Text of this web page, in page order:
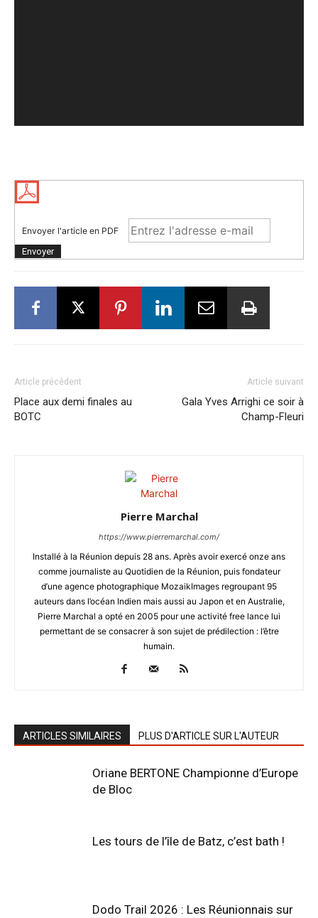
Envoyer l'article en PDF
Article précédent
Place aux demi finales au
BOTC
Article suivant
Gala Yves Arrighi ce soir à
Champ-Fleuri
Pierre Marchal
https://www.pierremarchal.com/
Installé à la Réunion depuis 28 ans. Après avoir exercé onze ans
comme journaliste au Quotidien de la Réunion, puis fondateur
d’une agence photographique MozaikImages regroupant 95
auteurs dans l’océan Indien mais aussi au Japon et en Australie,
Pierre Marchal a opté en 2005 pour une activité free lance lui
permettant de se consacrer à son sujet de prédilection : l’être
humain.
ARTICLES SIMILAIRES PLUS D'ARTICLE SUR L'AUTEUR
Oriane BERTONE Championne d’Europe
de Bloc
Les tours de l’île de Batz, c’est bath !
Dodo Trail 2026 : Les Réunionnais sur